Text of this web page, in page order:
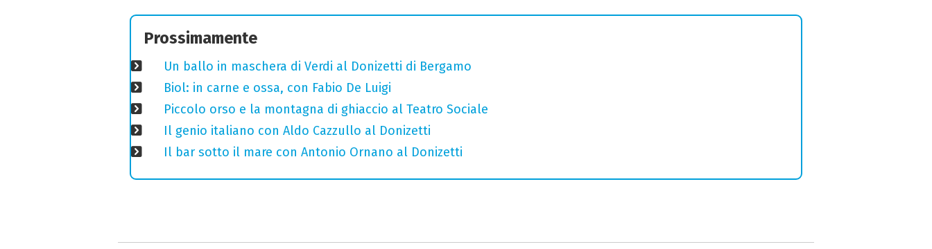
Prossimamente
Un ballo in maschera di Verdi al Donizetti di Bergamo
Biol: in carne e ossa, con Fabio De Luigi
Piccolo orso e la montagna di ghiaccio al Teatro Sociale
Il genio italiano con Aldo Cazzullo al Donizetti
Il bar sotto il mare con Antonio Ornano al Donizetti